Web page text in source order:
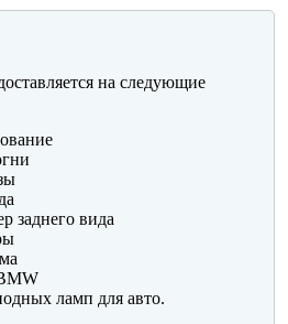
на следующие
заднего вида
ламп для авто.